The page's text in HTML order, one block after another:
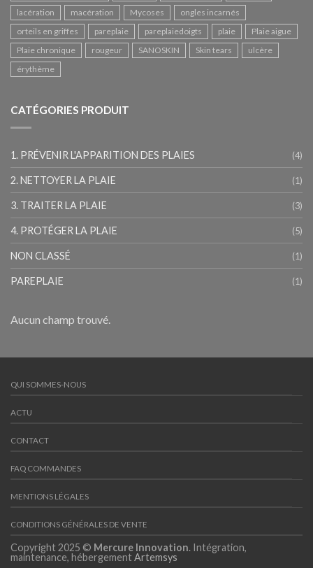
lacération
macération Mycoses
ongles incarnés
orteils en griffes
pareplaie pareplaiedoigts plaie
Plaie aigue
Plaie chronique
rougeur SANOSKIN Skin tears
ulcère
érythème
CATÉGORIES PRODUIT
1. PRÉVENIR L'APPARITION DES PLAIES (4)
2. NETTOYER LA PLAIE (1)
3. TRAITER LA PLAIE (3)
4. PROTÉGER LA PLAIE (5)
NON CLASSÉ (1)
PAREPLAIE (1)
Aucun champ trouvé.
QUI SOMMES-NOUS
ACTU
CONTACT
FAQ COMMANDES
MENTIONS LÉGALES
CONDITIONS GÉNÉRALES DE VENTE
Copyright 2025 © Mercure Innovation. Intégration,
maintenance, hébergementArtemsys